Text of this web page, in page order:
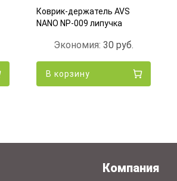
Коврик-держатель AVS
NANO NP-009 липучка
Экономия: 30 руб.
В корзину
Компания